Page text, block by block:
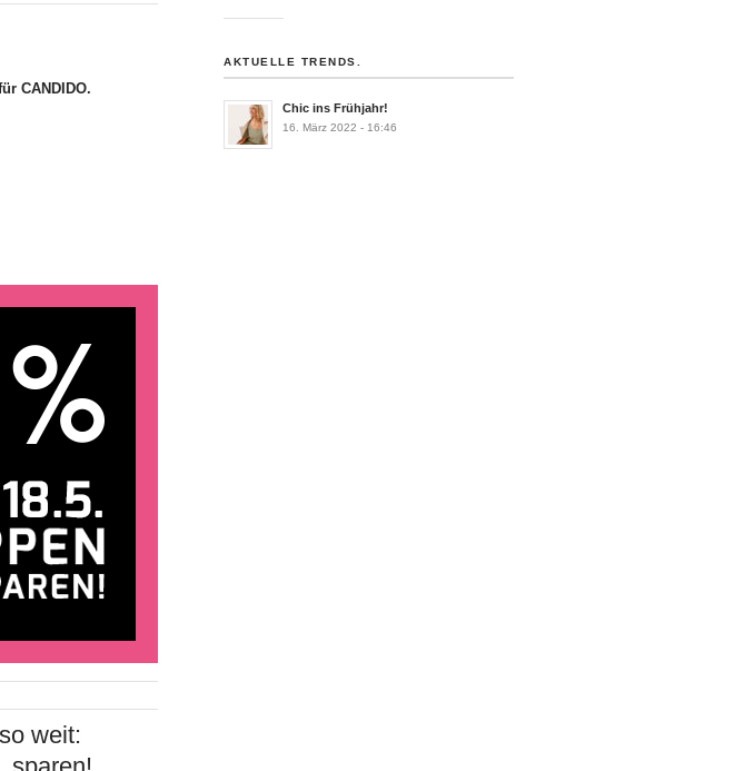
CANDIDO.
weit:
AKTUELLE TRENDS.
Chic ins Frühjahr!
16. März 2022 - 16:46